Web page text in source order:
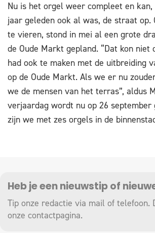
Nu is het orgel weer compleet en
jaar geleden ook al was, de straat op.
te vieren, stond in mei al een grote
de Oude Markt gepland. “Dat kon niet
had ook te maken met de uitbreiding
op de Oude Markt. Als we er nu
we de mensen van het terras”, aldus
verjaardag wordt nu op 26 september
zijn we met zes orgels in de
Heb je een nieuwstip of
Tip onze redactie via mail of telefoon.
onze contactpagina.